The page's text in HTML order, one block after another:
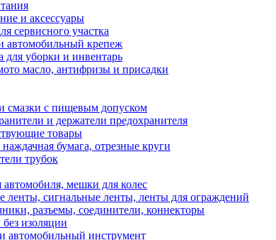
и аксессуары
сервисного участка
автомобильный крепеж
для уборки и инвентарь
масло, антифризы и присадки
смазки с пищевым допуском
и держатели предохранителя
товары
бумага, отрезные круги
трубок
мешки для колес
ленты, сигнальные ленты, ленты для ограждений
разъемы, соединители, коннекторы
изоляции
автомобильный инструмент